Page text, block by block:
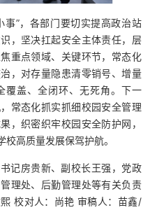
事”，各部门要切实提高政治站
，坚决扛起安全主体责任，层
重点领域、关键环节，常态化
，对存量隐患清零销号、增量
覆盖、全闭环、无死角。下一
常态化抓实抓细校园安全管理
，织密织牢校园安全防护网，
高质量发展保驾护航。
记房贵新、副校长王强，党政
理处、后勤管理处等有关负责
校对人：尚艳 审稿人：苗鑫/